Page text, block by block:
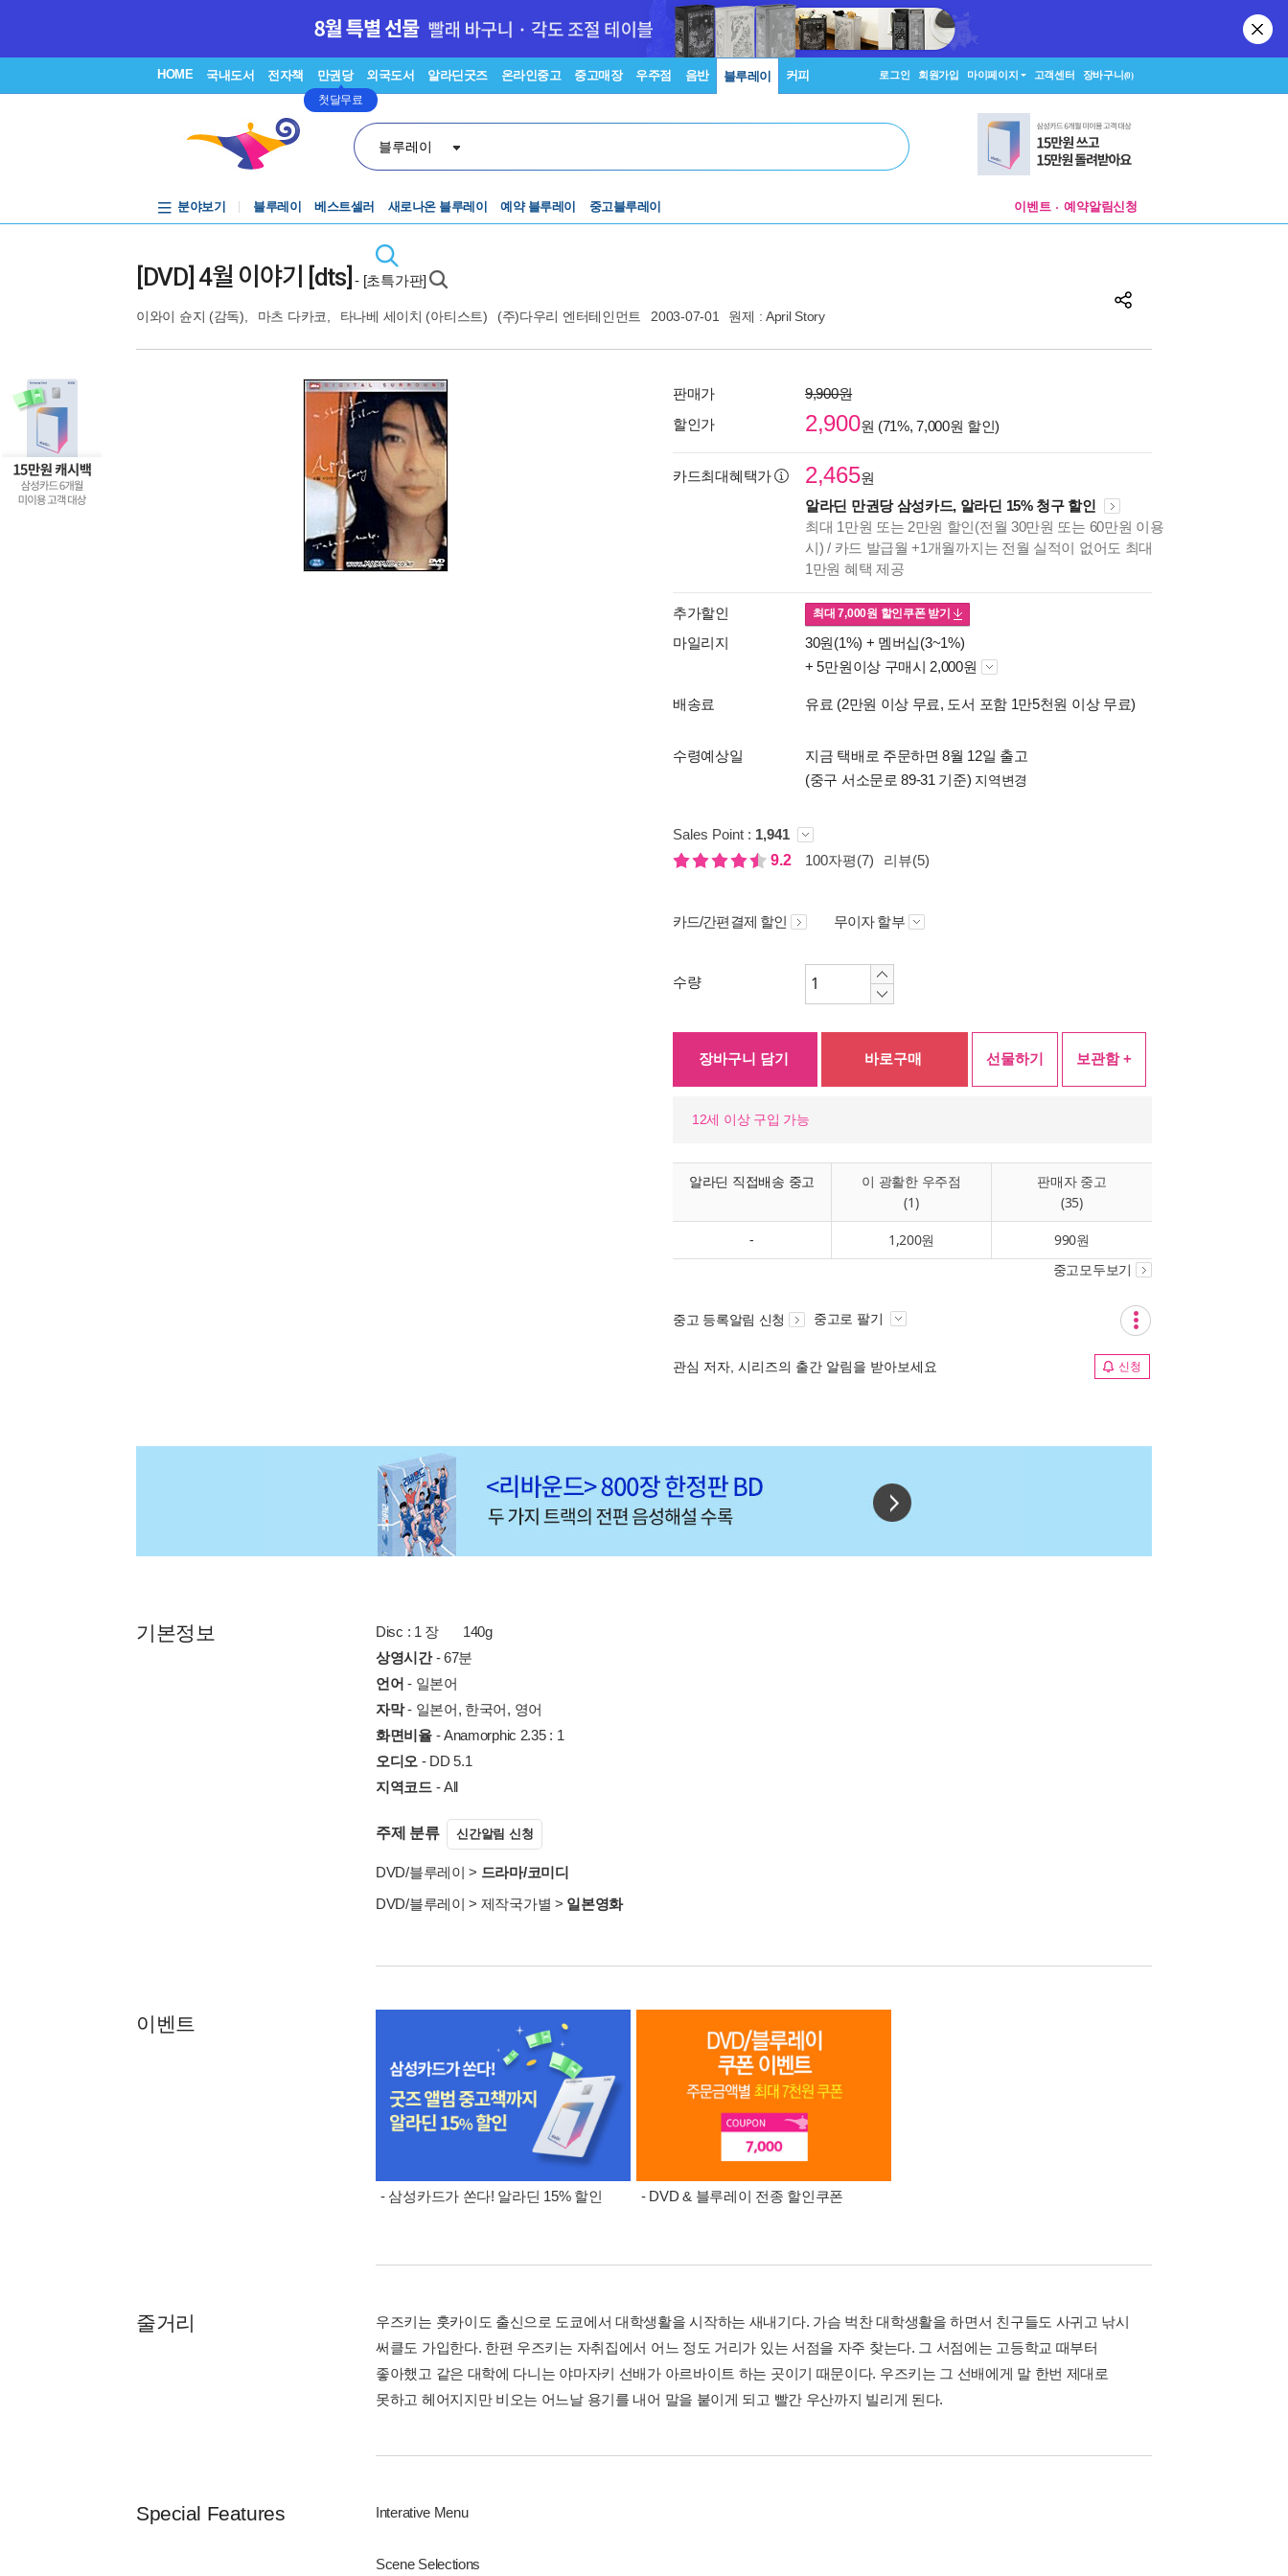
HOME 국내도서 전자책 만권당
첫달무료
외국도서 알라딘굿즈 온라인중고 중고매장 우주점 음반 블루레이 커피 로그인 회원가입 마이페이지 고객센터 장바구니(0)
블루레이
분야보기 블루레이 베스트셀러 새로나온 블루레이 예약 블루레이 중고블루레이 이벤트 예약알림신청
[DVD] 4월 이야기 [dts] - [초특가판]
이와이 슌지 (감독), 마츠 다카코 타나베 세이치 (아티스트) (주)다우리 엔터테인먼트 2003-07-01 원제 : April Story
판매가
9,900원
할인가
2,900원 (71%, 7,000원 할인)
카드최대혜택가 2,465원
알라딘 만권당 삼성카드, 알라딘 15% 청구 할인
최대 1만원 또는 2만원 할인(전월 30만원 또는 60만원 이용
시) / 카드 발급월 +1개월까지는 전월 실적이 없어도 최대
1만원 혜택 제공
추가할인 최대7,000원 할인쿠폰 받기
마일리지 30원(1%) + 멤버십(3~1%)
+ 5만원이상 구매시 2,000원
배송료 유료 (2만원 이상 무료, 도서 포함 1만5천원 이상 무료)
수령예상일
지금 택배로 주문하면 8월 12일 출고
(중구 서소문로 89-31 기준) 지역변경
Sales Point : 1,941
9.2
100자평(7) 리뷰(5)
카드/간편결제 할인 무이자 할부
수량
장바구니 담기 바로구매 선물하기 보관함 +
12세 이상 구입 가능
알라딘 직접배송 중고
이 광활한 우주점
(1)
판매자 중고
(35)
- 1,200원 990원
중고모두보기
중고 등록알림 신청 중고로 팔기
관심 저자, 시리즈의 출간 알림을 받아보세요 신청
기본정보 Disc : 1 장
140g
상영시간- 67분
언어 - 일본어
자막- 일본어, 한국어, 영어
화면비율- Anamorphic 2.35 : 1
오디오 - DD 5.1
지역코드- All
주제 분류 신간알림 신청
DVD/블루레이 > 드라마/코미디
DVD/블루레이 > 제작국가별 > 일본영화
이벤트
- 삼성카드가 쏜다! 알라딘 15% 할인 - DVD & 블루레이 전종 할인쿠폰
줄거리
우즈키는 훗카이도 출신으로 도쿄에서 대학생활을 시작하는 새내기다. 가슴 벅찬 대학생활을 하면서 친구들도 사귀고 낚시
써클도 가입한다. 한편 우즈키는 자취집에서 어느 정도 거리가 있는 서점을 자주 찾는다. 그 서점에는 고등학교 때부터
좋아했고 같은 대학에 다니는 야마자키 선배가 아르바이트 하는 곳이기 때문이다. 우즈키는 그 선배에게 말 한번 제대로
못하고 헤어지지만 비오는 어느날 용기를 내어 말을 붙이게 되고 빨간 우산까지 빌리게 된다.
Special Features Interative Menu
Scene Selections